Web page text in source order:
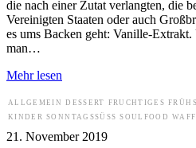
die nach einer Zutat verlangten, die
Vereinigten Staaten oder auch
es ums Backen geht: Vanille-
man…
Mehr lesen
ALLGEMEIN DESSERT FRUCHTIGES
KINDER SONNTAGSSÜSS SOULFOOD
21. November 2019